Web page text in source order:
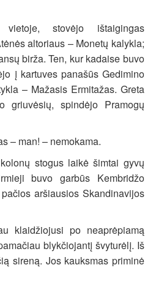
vietoje, stovėjo ištaigingas
altoriaus – Monetų kalykla;
birža. Ten, kur kadaise buvo
į kartuves panašūs Gedimino
– Mažasis Ermitažas. Greta
griuvėsių, spindėjo Pramogų
– man! – nemokama.
stogus laikė šimtai gyvų
buvo garbūs Kembridžo
aršiausios Skandinavijos
klaidžiojusi po neaprėpiamą
blykčiojantį švyturėlį. Iš
sireną. Jos kauksmas priminė